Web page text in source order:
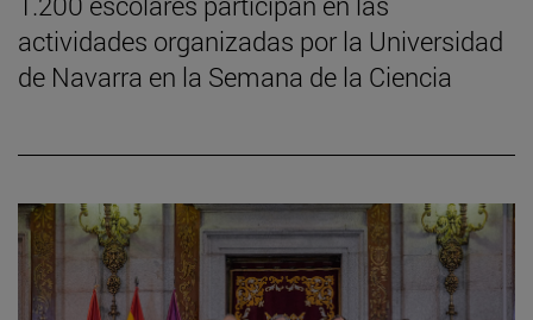
actividades organizadas por la Universidad
de Navarra en la Semana de la Ciencia